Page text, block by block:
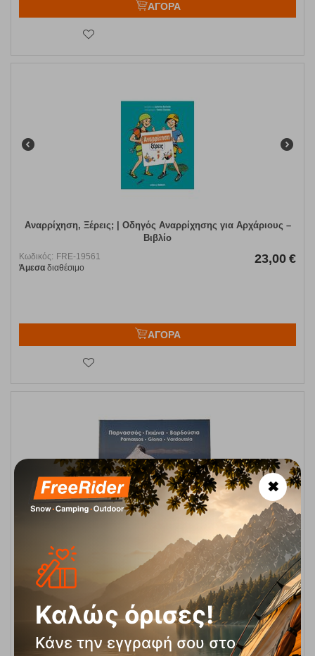
ΑΓΟΡΑ
Αναρρίχηση, Ξέρεις; | Οδηγός Αναρρίχησης για Αρχάριους –
Βιβλίο
Κωδικός: FRE-19561
Άμεσα διαθέσιμο
23,00 €
ΑΓΟΡΑ
Παρνασσός- Γκιώνα- Βαρδούσια Αεροφωτογραφικό Λεύκωμα
Ανάβαση
Κωδικός: FRE-10923
18,00 €
✖
Καλώς όρισες!
Κάνε την εγγραφή σου στο